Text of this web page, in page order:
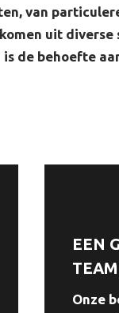
van
uit
de behoefte
EEN
TEAM
Onze